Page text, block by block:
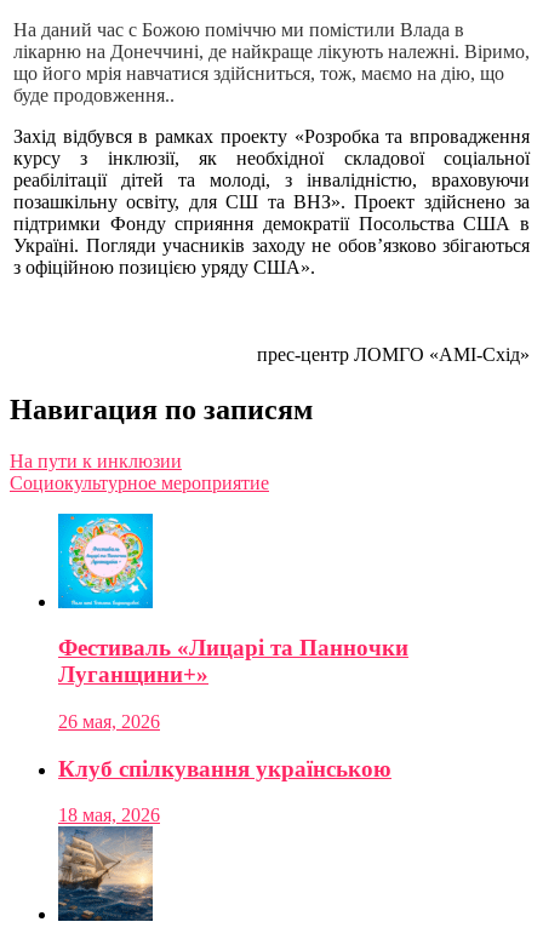
На даний час с Божою поміччю ми помістили Влада в
лікарню на Донеччині, де найкраще лікують належні. Віримо,
що його мрія навчатися здійсниться, тож, маємо на дію, що
буде продовження..
Захід відбувся в рамках проекту «Розробка та впровадження
курсу з інклюзії, як необхідної складової соціальної
реабілітації дітей та молоді, з інвалідністю, враховуючи
позашкільну освіту, для СШ та ВНЗ». Проект здійснено за
підтримки Фонду сприяння демократії Посольства США в
Україні. Погляди учасників заходу не обов’язково збігаються
з офіційною позицією уряду США».
прес-центр ЛОМГО «АМІ-Схід»
Навигация по записям
На пути к инклюзии
Социокультурное мероприятие
Фестиваль «Лицарі та Панночки
Луганщини+»
26 мая, 2026
Клуб спілкування українською
18 мая, 2026